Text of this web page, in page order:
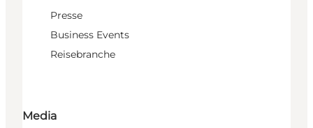
Presse
Business Events
Reisebranche
Media